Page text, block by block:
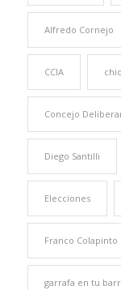
Alfredo Cornejo
CCIA
Concejo
Diego Santilli
Elecciones
Franco Colapinto
garrafa en tu